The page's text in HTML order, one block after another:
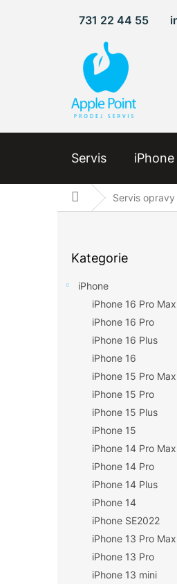
731 22 44 55
Servis iPhone
Domů Servis opravy
kategorie
Kategorie
iPhone
iPhone 16 Pro Max
iPhone 16 Pro
iPhone 16 Plus
iPhone 16
iPhone 15 Pro Max
iPhone 15 Pro
iPhone 15 Plus
iPhone 15
iPhone 14 Pro Max
iPhone 14 Pro
iPhone 14 Plus
iPhone 14
iPhone SE2022
iPhone 13 Pro Max
iPhone 13 Pro
iPhone 13 mini